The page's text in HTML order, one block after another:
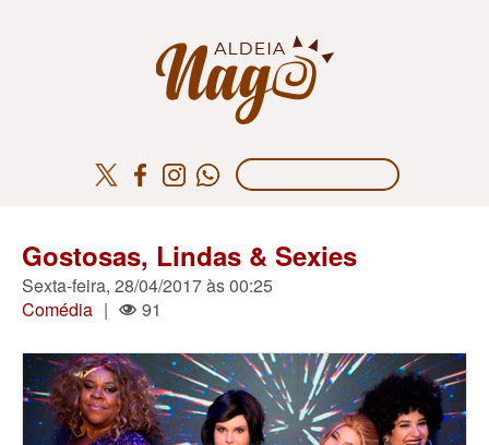
Gostosas, Lindas & Sexies
Sexta-feira, 28/04/2017 às 00:25
Comédia | 91